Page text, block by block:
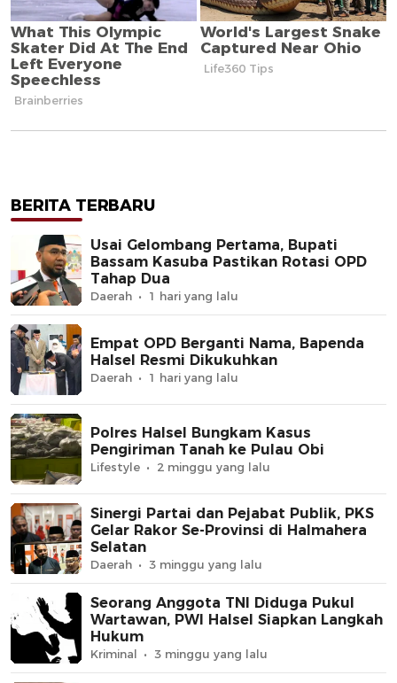
BERITA TERBARU
Usai Gelombang Pertama, Bupati
Bassam Kasuba Pastikan Rotasi OPD
Tahap Dua
Daerah 1 hari yang lalu
Empat OPD Berganti Nama, Bapenda
Halsel Resmi Dikukuhkan
Daerah 1 hari yang lalu
Polres Halsel Bungkam Kasus
Pengiriman Tanah ke Pulau Obi
Lifestyle 2 minggu yang lalu
Sinergi Partai dan Pejabat Publik, PKS
Gelar Rakor Se-Provinsi di Halmahera
Selatan
Daerah 3 minggu yang lalu
Seorang Anggota TNI Diduga Pukul
Wartawan, PWI Halsel Siapkan Langkah
Hukum
Kriminal 3 minggu yang lalu